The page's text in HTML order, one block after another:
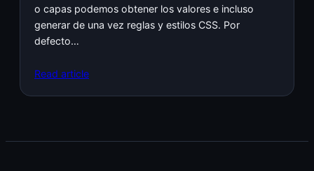
o capas podemos obtener los valores e incluso
generar de una vez reglas y estilos CSS. Por
defecto…
Read article